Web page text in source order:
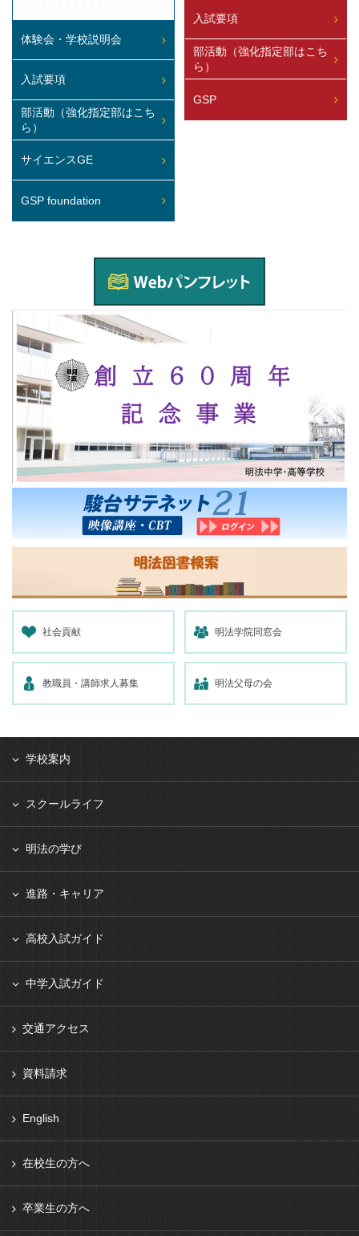
体験会・学校説明会
入試要項
部活動（強化指定部はこち
ら）
サイエンスGE
GSP foundation
入試要項
部活動（強化指定部はこち
ら）
GSP
社会貢献 明法学院同窓会
教職員・講師求人募集 明法父母の会
学校案内
スクールライフ
明法の学び
進路・キャリア
高校入試ガイド
中学入試ガイド
交通アクセス
資料請求
English
在校生の方へ
卒業生の方へ